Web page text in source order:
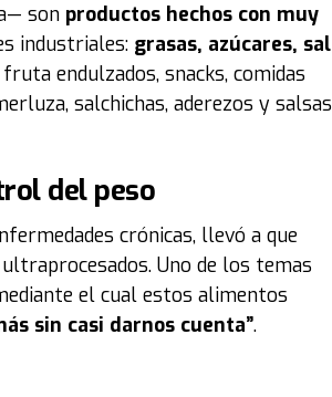
son productos hechos con muy
industriales: grasas, azúcares, sal
endulzados, snacks, comidas
salchichas, aderezos y salsas
del peso
crónicas, llevó a que
Uno de los temas
el cual estos alimentos
sin casi darnos cuenta”.